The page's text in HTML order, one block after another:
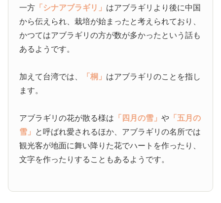
一方 「シナアブラギリ」 はアブラギリより後に中国
から伝えられ、栽培が始まったと考えられており、
かつてはアブラギリの方が数が多かったという話も
あるようです。
加えて台湾では、 「桐」 はアブラギリのことを指し
ます。
アブラギリの花が散る様は 「四月の雪」や 「五月の
雪」 と呼ばれ愛されるほか、アブラギリの名所では
観光客が地面に舞い降りた花でハートを作ったり、
文字を作ったりすることもあるようです。